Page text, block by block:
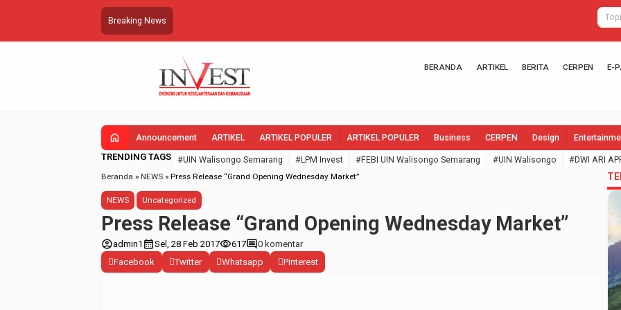
Breaking News
BERANDA ARTIKEL BERITA CERPEN E-
home Announcement ARTIKEL ARTIKEL POPULER ARTIKEL POPULER Business CERPEN Design
TRENDING TAGS #UIN Walisongo Semarang #LPM Invest #FEBI UIN Walisongo Semarang #UIN Walisongo #DWI ARI
Beranda » NEWS » Press Release “Grand Opening Wednesday Market”
NEWS Uncategorized
Press Release “Grand Opening Wednesday Market”
account_circleadmin1 calendar_monthSel, 28 Feb 2017visibility617comment0 komentar
Facebook
Twitter Whatsapp Pinterest